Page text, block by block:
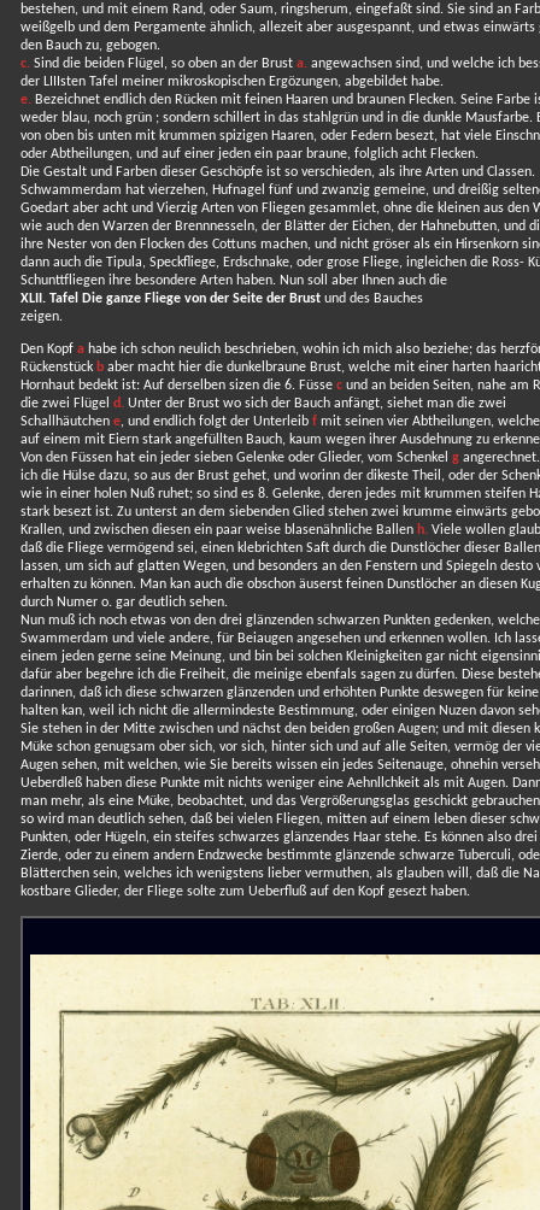
bestehen, und mit einem Rand, oder Saum, ringsherum, eingefaßt sind. Sie sind an
weißgelb und dem Pergamente ähnlich, allezeit aber ausgespannt, und etwas einwärts
den Bauch zu, gebogen.
c.Sind die beiden Flügel, so oben an der Brust a.angewachsen sind, und welche ich
der LIIIsten Tafel meiner mikroskopischen Ergözungen, abgebildet habe.
e.Bezeichnet endlich den Rücken mit feinen Haaren und braunen Flecken. Seine Farbe
weder blau, noch grün ; sondern schillert in das stahlgrün und in die dunkle Mausfarbe.
von oben bis unten mit krummen spizigen Haaren, oder Federn besezt, hat viele
oder Abtheilungen, und auf einer jeden ein paar braune, folglich acht Flecken.
Die Gestalt und Farben dieser Geschöpfe ist so verschieden, als ihre Arten und Classen.
Schwammerdam hat vierzehen, Hufnagel fünf und zwanzig gemeine, und dreißig
Goedart aber acht und Vierzig Arten von Fliegen gesammlet, ohne die kleinen aus den
wie auch den Warzen der Brennnesseln, der Blätter der Eichen, der Hahnebutten, und
ihre Nester von den Flocken des Cottuns machen, und nicht gröser als ein Hirsenkorn
dann auch die Tipula, Speckfliege, Erdschnake, oder grose Fliege, ingleichen die Ross-
Schunttfliegen ihre besondere Arten haben. Nun soll aber Ihnen auch die
XLII. Tafel Die ganze Fliege von der Seite der Brustund des Bauches
zeigen.
Den Kopf ahabe ich schon neulich beschrieben, wohin ich mich also beziehe; das
Rückenstück baber macht hier die dunkelbraune Brust, welche mit einer harten
Hornhaut bedekt ist: Auf derselben sizen die 6. Füsse cund an beiden Seiten, nahe am
die zwei Flügel d.Unter der Brust wo sich der Bauch anfängt, siehet man die zwei
Schallhäutchen e, und endlich folgt der Unterleib fmit seinen vier Abtheilungen,
auf einem mit Eiern stark angefüllten Bauch, kaum wegen ihrer Ausdehnung zu
Von den Füssen hat ein jeder sieben Gelenke oder Glieder, vom Schenkel gangerechnet.
ich die Hülse dazu, so aus der Brust gehet, und worinn der dikeste Theil, oder der
wie in einer holen Nuß ruhet; so sind es 8. Gelenke, deren jedes mit krummen steifen
stark besezt ist. Zu unterst an dem siebenden Glied stehen zwei krumme einwärts
Krallen, und zwischen diesen ein paar weise blasenähnliche Ballen h.Viele wollen
daß die Fliege vermögend sei, einen klebrichten Saft durch die Dunstlöcher dieser
lassen, um sich auf glatten Wegen, und besonders an den Fenstern und Spiegeln desto
erhalten zu können. Man kan auch die obschon äuserst feinen Dunstlöcher an diesen
durch Numer o. gar deutlich sehen.
Nun muß ich noch etwas von den drei glänzenden schwarzen Punkten gedenken, welche
Swammerdam und viele andere, für Beiaugen angesehen und erkennen wollen. Ich
einem jeden gerne seine Meinung, und bin bei solchen Kleinigkeiten gar nicht
dafür aber begehre ich die Freiheit, die meinige ebenfals sagen zu dürfen. Diese
darinnen, daß ich diese schwarzen glänzenden und erhöhten Punkte deswegen für
halten kan, weil ich nicht die allermindeste Bestimmung, oder einigen Nuzen davon
Sie stehen in der Mitte zwischen und nächst den beiden großen Augen; und mit diesen
Müke schon genugsam ober sich, vor sich, hinter sich und auf alle Seiten, vermög der
Augen sehen, mit welchen, wie Sie bereits wissen ein jedes Seitenauge, ohnehin
Ueberdleß haben diese Punkte mit nichts weniger eine Aehnllchkeit als mit Augen.
man mehr, als eine Müke, beobachtet, und das Vergrößerungsglas geschickt
so wird man deutlich sehen, daß bei vielen Fliegen, mitten auf einem leben dieser
Punkten, oder Hügeln, ein steifes schwarzes glänzendes Haar stehe. Es können also drei
Zierde, oder zu einem andern Endzwecke bestimmte glänzende schwarze Tuberculi,
Blätterchen sein, welches ich wenigstens lieber vermuthen, als glauben will, daß die
kostbare Glieder, der Fliege solte zum Ueberfluß auf den Kopf gesezt haben.